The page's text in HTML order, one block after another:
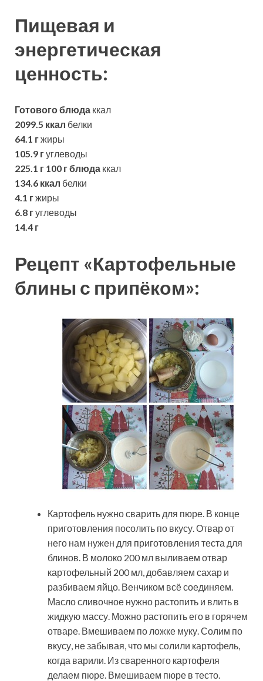
Пищевая и
энергетическая
ценность:
Готового блюда ккал
2099.5 ккал белки
64.1 гжиры
105.9 гуглеводы
225.1 г 100 г блюда ккал
134.6 ккал белки
4.1 гжиры
6.8 гуглеводы
14.4 г
Рецепт «Картофельные
блины с припёком»:
Картофель нужно сварить для пюре. В конце
приготовления посолить по вкусу. Отвар от
него нам нужен для приготовления теста для
блинов. В молоко 200 мл выливаем отвар
картофельный 200 мл, добавляем сахар и
разбиваем яйцо. Венчиком всё соединяем.
Масло сливочное нужно растопить и влить в
жидкую массу. Можно растопить его в горячем
отваре. Вмешиваем по ложке муку. Солим по
вкусу, не забывая, что мы солили картофель,
когда варили. Из сваренного картофеля
делаем пюре. Вмешиваем пюре в тесто.